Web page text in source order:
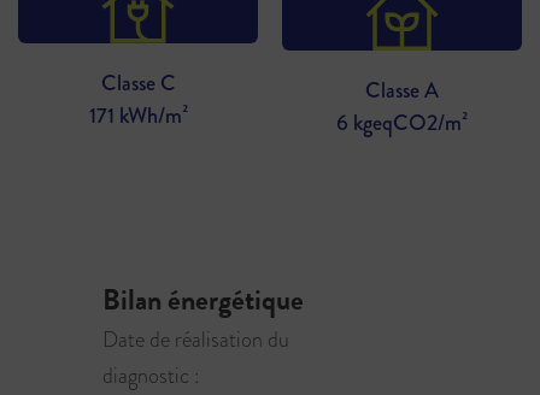
Classe C
171 kWh/m²
Classe A
6 kgeqCO2/m²
Bilan énergétique
Date de réalisation du
diagnostic :